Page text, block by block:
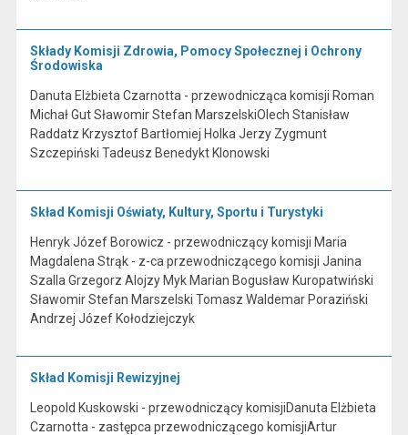
Składy Komisji Zdrowia, Pomocy Społecznej i Ochrony
Środowiska
Danuta Elżbieta Czarnotta - przewodnicząca komisji Roman
Michał Gut Sławomir Stefan MarszelskiOlech Stanisław
Raddatz Krzysztof Bartłomiej Holka Jerzy Zygmunt
Szczepiński Tadeusz Benedykt Klonowski
Skład Komisji Oświaty, Kultury, Sportu i Turystyki
Henryk Józef Borowicz - przewodniczący komisji Maria
Magdalena Strąk - z-ca przewodniczącego komisji Janina
Szalla Grzegorz Alojzy Myk Marian Bogusław Kuropatwiński
Sławomir Stefan Marszelski Tomasz Waldemar Poraziński
Andrzej Józef Kołodziejczyk
Skład Komisji Rewizyjnej
Leopold Kuskowski - przewodniczący komisjiDanuta Elżbieta
Czarnotta - zastępca przewodniczącego komisjiArtur